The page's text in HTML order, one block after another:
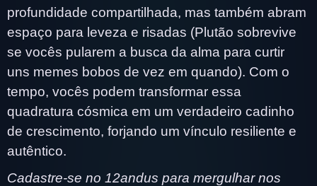
profundidade compartilhada, mas também abram
espaço para leveza e risadas (Plutão sobrevive
se vocês pularem a busca da alma para curtir
uns memes bobos de vez em quando). Com o
tempo, vocês podem transformar essa
quadratura cósmica em um verdadeiro cadinho
de crescimento, forjando um vínculo resiliente e
autêntico.
Cadastre-se no 12andus para mergulhar nos